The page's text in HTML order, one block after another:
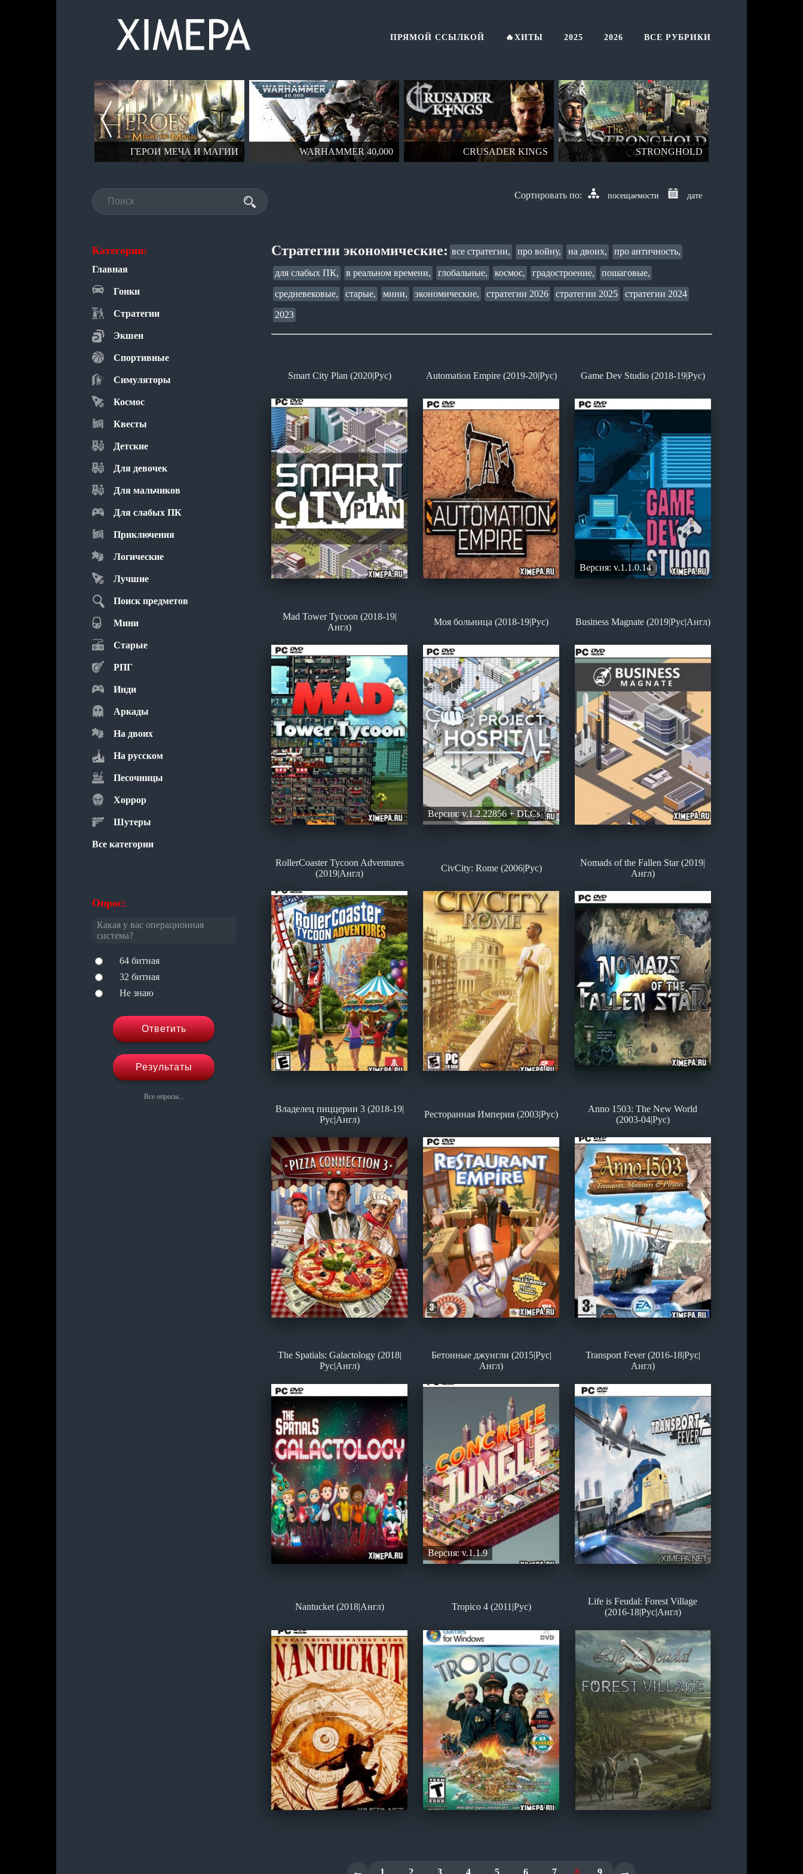
ГЕРОИ МЕЧА И МАГИИ WARHAMMER 40,000 CRUSADER KINGS STRONGHOLD
дате
посещаемости
Категории:
ПРЯМОЙ ССЫЛКОЙ 🔥ХИТЫ 2025 2026 ВСЕ РУБРИКИ
Главная
Гонки
Стратегии
Экшен
Спортивные
Симуляторы
Космос
Квесты
Детские
Для девочек
Для мальчиков
Для слабых ПК
Приключения
Логические
Лучшие
Поиск предметов
Мини
Старые
РПГ
Инди
Аркады
На двоих
На русском
Песочницы
Хоррор
Шутеры
Все категории
Опрос:
Какая у вас операционная
система?
64 битная
32 битная
Не знаю
Ответить
Результаты
Все опросы...
Стратегии экономические: все стратегии, про войну, на двоих, про античность,
для слабых ПК, в реальном времени, глобальные, космос, градостроение, пошаговые,
средневековые, старые, мини, экономические, стратегии 2026 стратегии 2025 стратегии 2024
2023
Smart City Plan (2020|Рус) Automation Empire (2019-20|Рус) Game Dev Studio (2018-19|Рус)
Версия: v.1.1.0.14
Mad Tower Tycoon (2018-19|
Англ)
Моя больница (2018-19|Рус)
Версия: v.1.2.22856 + DLCs
Business Magnate (2019|Рус|Англ)
RollerCoaster Tycoon Adventures
(2019|Англ)
CivCity: Rome (2006|Рус)
Nomads of the Fallen Star (2019|
Англ)
Владелец пиццерии 3 (2018-19|
Рус|Англ)
Ресторанная Империя (2003|Рус)
Anno 1503: The New World
(2003-04|Рус)
The Spatials: Galactology (2018|
Рус|Англ)
Бетонные джунгли (2015|Рус|
Англ)
Версия: v.1.1.9
Transport Fever (2016-18|Рус|
Англ)
Nantucket (2018|Англ) Tropico 4 (2011|Рус)
Life is Feudal: Forest Village
(2016-18|Рус|Англ)